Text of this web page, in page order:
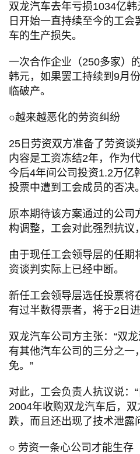
双龙汽车去年亏损1034亿
日开始一直持续至今的工
车的生产损失。
一次合作企业（250多家）
韩元，如果罢工持续到9月
临破产。
○越来越恶化的劳资纠纷
25日劳资双方准备了劳资
内容是工资冻结2年，作为
今后4年间公司投资1.2万亿
投票中遭到工会成员的否决。
原本期待该方案通过的公司
构调整，工会对此强烈抗议
由于现任工会领导层的任期
资谈判实际上已经中断。
新任工会领导层选任投票将
有过半数得票者，将于2日
双龙汽车公司方主张：“双
有其他汽车公司的三分之一
免。”
对此，工会负责人抗议说：
2004年收购双龙汽车后，
跌，而且还出现了技术泄露
○ 劳资一条心公司才能生存